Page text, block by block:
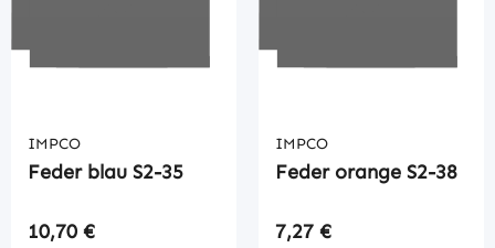
IMPCO
Feder blau S2-35
Regulärer Preis:
10,70 €
IMPCO
Feder orange S2-38
Regulärer Preis:
7,27 €